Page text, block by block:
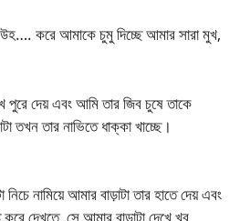
করে আমাকে চুমু দিচ্ছে আমার সারা মুখ,
পুরে দেয় এবং আমি তার জিব চুষে তাকে
তখন তার নাভিতে ধাক্কা খাচ্ছে।
নামিয়ে আমার বাড়াটা তার হাতে দেয় এবং